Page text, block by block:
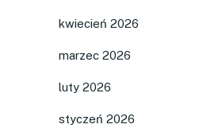
kwiecień 2026
marzec 2026
luty 2026
styczeń 2026